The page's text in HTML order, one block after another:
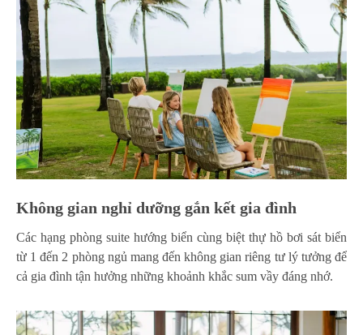
Không gian nghỉ dưỡng gắn kết gia đình
Các hạng phòng suite hướng biển cùng biệt thự hồ bơi sát biển
từ 1 đến 2 phòng ngủ mang đến không gian riêng tư lý tưởng để
cả gia đình tận hưởng những khoảnh khắc sum vầy đáng nhớ.